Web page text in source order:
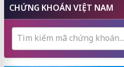
CHỨNG KHOÁN VIỆT NAM
Tìm kiếm mã chứng khoán...